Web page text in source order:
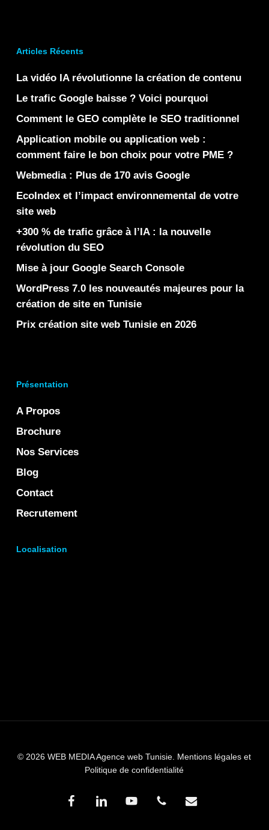
Articles Récents
La vidéo IA révolutionne la création de contenu
Le trafic Google baisse ? Voici pourquoi
Comment le GEO complète le SEO traditionnel
Application mobile ou application web :
comment faire le bon choix pour votre PME ?
Webmedia : Plus de 170 avis Google
EcoIndex et l’impact environnemental de votre
site web
+300 % de trafic grâce à l’IA : la nouvelle
révolution du SEO
Mise à jour Google Search Console
WordPress 7.0 les nouveautés majeures pour la
création de site en Tunisie
Prix création site web Tunisie en 2026
Présentation
A Propos
Brochure
Nos Services
Blog
Contact
Recrutement
Localisation
© 2026 WEB MEDIA Agence web Tunisie. Mentions légales et
Politique de confidentialité
facebooklinkedin youtube phone email